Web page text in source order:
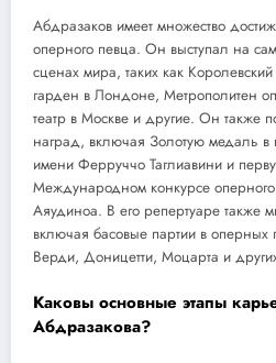
Абдразаков имеет множество
оперного певца. Он выступал на
сценах мира, таких как
гарден в Лондоне, Метрополитен
театр в Москве и другие. Он также
наград, включая Золотую медаль в
имени Ферруччо Таглиавини и
Международном конкурсе
Аяудиноа. В его репертуаре также
включая басовые партии в оперных
Верди, Доницетти, Моцарта и
Каковы основные этапы
Абдразакова?